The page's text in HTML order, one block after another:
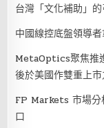
台灣「文化補助」
中國線控底盤領導
MetaOptics聚焦推
後於美國作雙重上
FP Markets 市場分
口